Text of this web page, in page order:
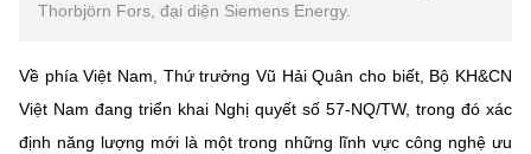
Thorbjörn Fors, đại diện Siemens Energy.
Về phía Việt Nam, Thứ trưởng Vũ Hải Quân cho biết, Bộ KH&CN
Việt Nam đang triển khai Nghị quyết số 57-NQ/TW, trong đó xác
định năng lượng mới là một trong những lĩnh vực công nghệ ưu